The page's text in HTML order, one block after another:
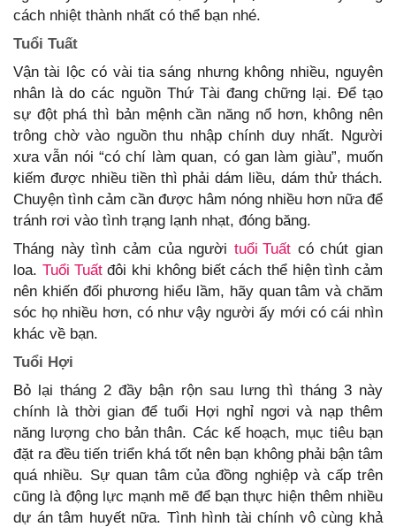
cách nhiệt thành nhất có thể bạn nhé.
Tuổi Tuất
Vận tài lộc có vài tia sáng nhưng không nhiều, nguyên
nhân là do các nguồn Thứ Tài đang chững lại. Để tạo
sự đột phá thì bản mệnh cần năng nổ hơn, không nên
trông chờ vào nguồn thu nhập chính duy nhất. Người
xưa vẫn nói “có chí làm quan, có gan làm giàu”, muốn
kiếm được nhiều tiền thì phải dám liều, dám thử thách.
Chuyện tình cảm cần được hâm nóng nhiều hơn nữa để
tránh rơi vào tình trạng lạnh nhạt, đóng băng.
Tháng này tình cảm của người tuổi Tuất có chút gian
loa. Tuổi Tuấtđôi khi không biết cách thể hiện tình cảm
nên khiến đối phương hiểu lầm, hãy quan tâm và chăm
sóc họ nhiều hơn, có như vậy người ấy mới có cái nhìn
khác về bạn.
Tuổi Hợi
Bỏ lại tháng 2 đầy bận rộn sau lưng thì tháng 3 này
chính là thời gian để tuổi Hợi nghỉ ngơi và nạp thêm
năng lượng cho bản thân. Các kế hoạch, mục tiêu bạn
đặt ra đều tiến triển khá tốt nên bạn không phải bận tâm
quá nhiều. Sự quan tâm của đồng nghiệp và cấp trên
cũng là động lực mạnh mẽ để bạn thực hiện thêm nhiều
dự án tâm huyết nữa. Tình hình tài chính vô cùng khả